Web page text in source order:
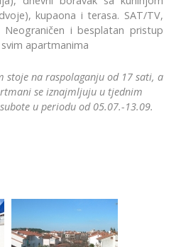
kupaona i terasa. SAT/TV,
Neograničen i besplatan pristup
apartmanima
stoje na raspolaganju od 17 sati, a
se iznajmljuju u tjednim
u periodu od 05.07.-13.09.